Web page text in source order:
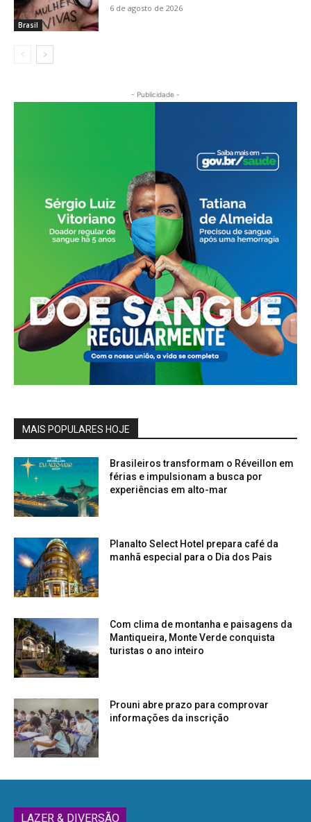
Brasil
6 de agosto de 2026
- Publicidade -
MAIS POPULARES HOJE
Brasileiros transformam o Réveillon em
férias e impulsionam a busca por
experiências em alto-mar
Planalto Select Hotel prepara café da
manhã especial para o Dia dos Pais
Com clima de montanha e paisagens da
Mantiqueira, Monte Verde conquista
turistas o ano inteiro
Prouni abre prazo para comprovar
informações da inscrição
LAZER & DIVERSÃO